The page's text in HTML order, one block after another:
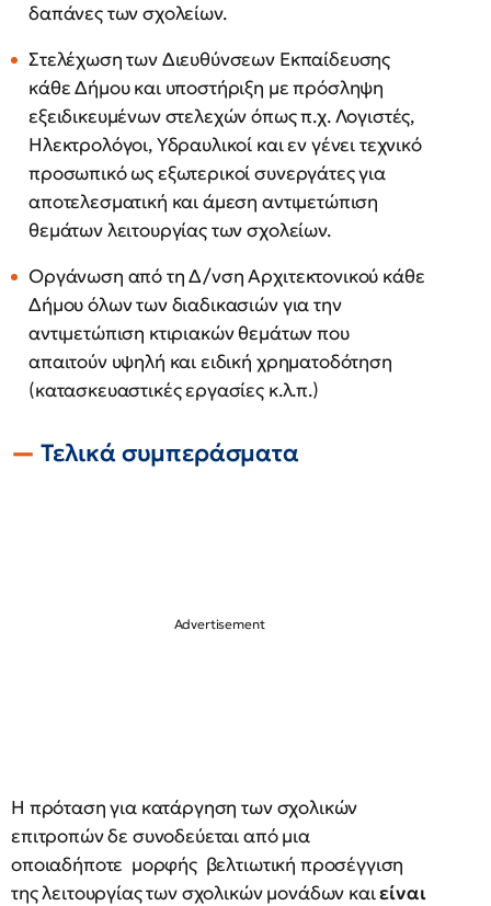
δαπάνες των σχολείων.
Στελέχωση των Διευθύνσεων Εκπαίδευσης
κάθε Δήμου και υποστήριξη με πρόσληψη
εξειδικευμένων στελεχών όπως π.χ. Λογιστές,
Ηλεκτρολόγοι, Υδραυλικοί και εν γένει τεχνικό
προσωπικό ως εξωτερικοί συνεργάτες για
αποτελεσματική και άμεση αντιμετώπιση
θεμάτων λειτουργίας των σχολείων.
Οργάνωση από τη Δ/νση Αρχιτεκτονικού κάθε
Δήμου όλων των διαδικασιών για την
αντιμετώπιση κτιριακών θεμάτων που
απαιτούν υψηλή και ειδική χρηματοδότηση
(κατασκευαστικές εργασίες κ.λ.π.)
Τελικά συμπεράσματα
Η πρόταση για κατάργηση των σχολικών
επιτροπών δε συνοδεύεται από μια
οποιαδήποτε μορφής βελτιωτική προσέγγιση
της λειτουργίας των σχολικών μονάδων καιείναι